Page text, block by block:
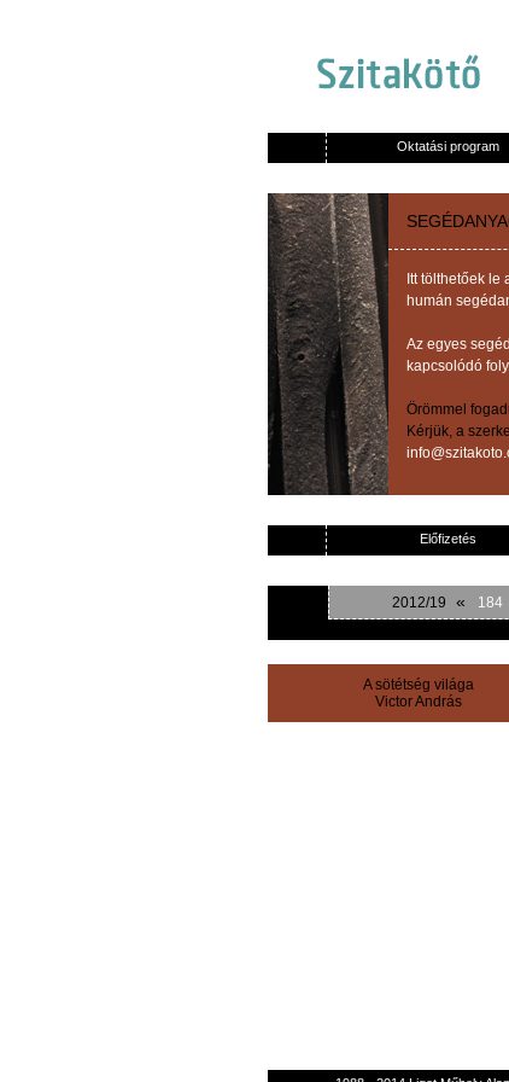
Oktatási program
Itt tölthetőek
humán
Az egyes
kapcsolódó
Örömmel
Kérjük, a
Előfizetés
2012/19 « 184
A sötétség világa
Victor András